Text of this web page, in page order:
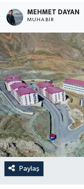
MEHMET DAYAN
MUHABIR
Paylaş